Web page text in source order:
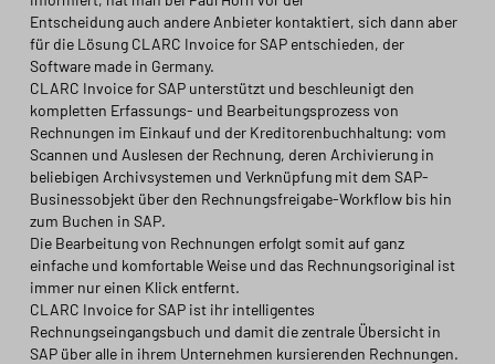
Entscheidung auch andere Anbieter kontaktiert, sich dann aber
für die Lösung CLARC Invoice for SAP entschieden, der
Software made in Germany.
CLARC Invoice for SAP unterstützt und beschleunigt den
kompletten Erfassungs- und Bearbeitungsprozess von
Rechnungen im Einkauf und der Kreditorenbuchhaltung: vom
Scannen und Auslesen der Rechnung, deren Archivierung in
beliebigen Archivsystemen und Verknüpfung mit dem SAP-
Businessobjekt über den Rechnungsfreigabe-Workflow bis hin
zum Buchen in SAP.
Die Bearbeitung von Rechnungen erfolgt somit auf ganz
einfache und komfortable Weise und das Rechnungsoriginal ist
immer nur einen Klick entfernt.
CLARC Invoice for SAP ist ihr intelligentes
Rechnungseingangsbuch und damit die zentrale Übersicht in
SAP über alle in ihrem Unternehmen kursierenden Rechnungen.